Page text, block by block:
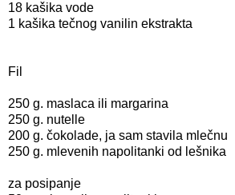
18 kašika vode
1 kašika tečnog vanilin ekstrakta
Fil
250 g. maslaca ili margarina
250 g. nutelle
200 g. čokolade, ja sam stavila mlečnu
250 g. mlevenih napolitanki od lešnika
za posipanje